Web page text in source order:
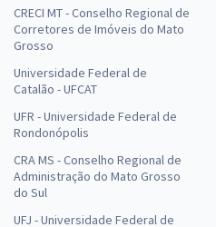
CRECI MT - Conselho Regional de
Corretores de Imóveis do Mato
Grosso
Universidade Federal de
Catalão - UFCAT
UFR - Universidade Federal de
Rondonópolis
CRA MS - Conselho Regional de
Administração do Mato Grosso
do Sul
UFJ - Universidade Federal de